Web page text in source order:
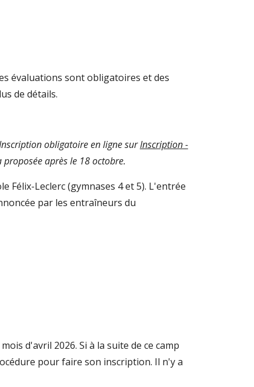
évaluations sont obligatoires et des
de détails.
obligatoire en ligne surInscription -
après le 18 octobre.
Félix-Leclerc (gymnases 4 et 5). L'entrée
par les entraîneurs du
d'avril 2026. Si à la suite de ce camp
pour faire son inscription. Il n'y a